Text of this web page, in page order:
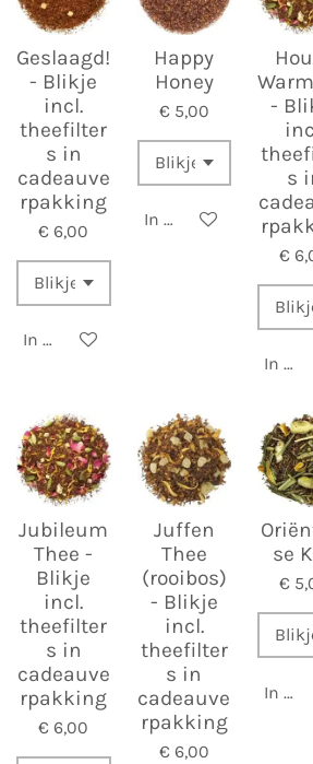
Geslaagd!
- Blikje
incl.
theefilter
s in
cadeauve
rpakking
€ 6,00
In winkelwagen
Happy
Honey
€ 5,00
In winkelwagen
-
s
€
In
Jubileum
Thee -
Blikje
incl.
theefilter
s in
cadeauve
rpakking
€ 6,00
Juffen
Thee
(rooibos)
- Blikje
incl.
theefilter
s in
cadeauve
rpakking
€ 6,00
se
€
In